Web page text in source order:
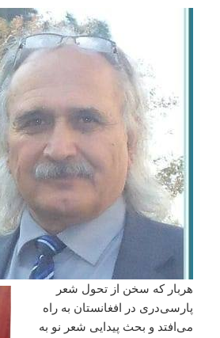
هربار که سخن از تحول شعر
پارسی‌دری در افغانستان به راه
می‌افتد و بحث پیدایی شعر نو به